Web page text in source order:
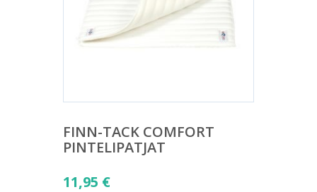
FINN-TACK COMFORT
PINTELIPATJAT
11,95 €